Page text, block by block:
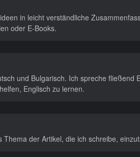
in leicht verständliche
oder E-Books.
und Bulgarisch. Ich spreche fließend
Englisch zu lernen.
der Artikel, die ich schreibe,